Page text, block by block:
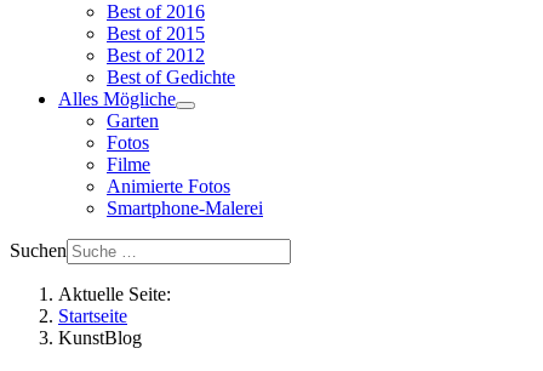
Best of 2016
Best of 2015
Best of 2012
Best of Gedichte
Alles Mögliche
Garten
Fotos
Filme
Animierte Fotos
Smartphone-Malerei
Suchen
Aktuelle Seite:
Startseite
KunstBlog